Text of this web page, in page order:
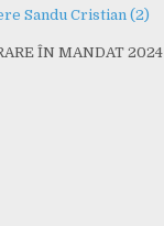
Sandu Cristian (2)
ÎN MANDAT 2024